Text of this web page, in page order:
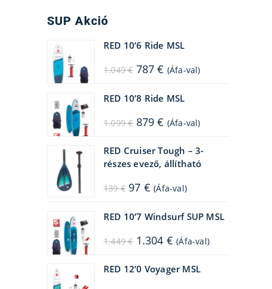
SUP Akció
RED 10’6 Ride MSL
1.049€ Original
price
1.049 €.
787€ Current
price
(Áfa-val)
RED 10’8 Ride MSL
1.099€ Original
price
1.099 €.
879€ Current
price
879 €.
(Áfa-val)
RED Cruiser Tough – 3-
részes evező, állítható
139€ Original
price
97 € Current
price
97 €.
(Áfa-val)
RED 10’7 Windsurf SUP MSL
1.449€ Original
price
1.304 € Current
price
(Áfa-val)
RED 12’0 Voyager MSL